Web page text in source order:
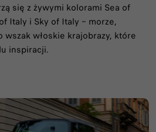
się z żywymi kolorami Sea of
Italy i Sky of Italy – morze,
wszak włoskie krajobrazy, które
inspiracji.